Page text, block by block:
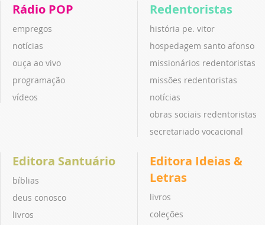
Rádio POP
empregos
notícias
ouça ao vivo
programação
vídeos
Redentoristas
história pe. vitor
hospedagem santo afonso
missionários redentoristas
missões redentoristas
notícias
obras sociais redentoristas
secretariado vocacional
Editora Santuário
bíblias
deus conosco
livros
Editora Ideias &
Letras
livros
coleções